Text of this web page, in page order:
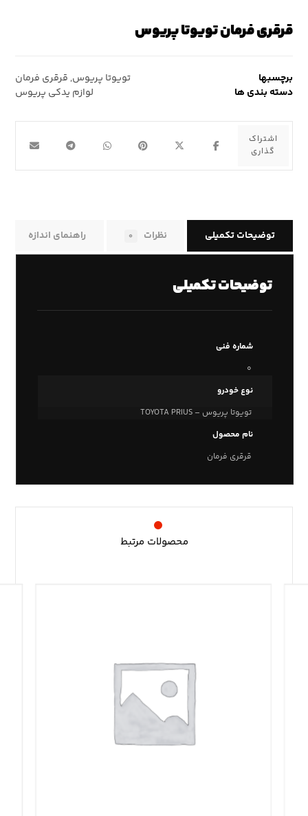
قرقری فرمان تویوتا پریوس
برچسبها تویوتا پریوس, قرقری فرمان
دسته بندی ها
لوازم یدکی پریوس
توضیحات تکمیلی نظرات ۰ راهنمای اندازه
توضیحات تکمیلی
شماره فنی
۰
نوع خودرو
تویوتا پریوس – TOYOTA PRIUS
نام محصول
قرقری فرمان
محصولات مرتبط